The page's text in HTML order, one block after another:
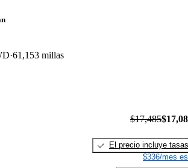
61,153 millas
$17,485
El precio incluye tasas
$336/mes